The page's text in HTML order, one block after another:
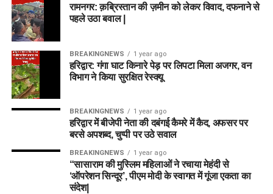
रामनगर: क़ब्रिस्तान की ज़मीन को लेकर विवाद, दफनाने से
पहले उठा बवाल |
BREAKINGNEWS 1 year ago
हरिद्वार: गंगा घाट किनारे पेड़ पर लिपटा मिला अजगर, वन
विभाग ने किया सुरक्षित रेस्क्यू
BREAKINGNEWS 1 year ago
हरिद्वार में बीजेपी नेता की दबंगई कैमरे में कैद, अफसर पर
बरसे अपशब्द, चुप्पी पर उठे सवाल
BREAKINGNEWS 1 year ago
“सासाराम की मुस्लिम महिलाओं ने रचाया मेहंदी से
‘ऑपरेशन सिन्दूर’, पीएम मोदी के स्वागत में गूंजा एकता का
संदेश|